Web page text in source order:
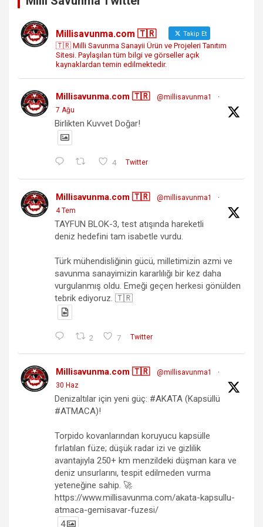
Millisavunma.com 🇹🇷 Takip Et
🇹🇷 Milli Savunma Sanayii Ürün ve Projeleri Tanıtım
Sitesi. Paylaşılan tüm bilgi ve görseller açık
kaynaklardan temin edilmektedir.
Millisavunma.com 🇹🇷 @millisavunma1
·
7 Ağu
Birlikten Kuvvet Doğar!
4 Twitter
Millisavunma.com 🇹🇷 @millisavunma1
·
4 Tem
TAYFUN BLOK-3, test atışında hareketli
deniz hedefini tam isabetle vurdu.
Türk mühendisliğinin gücü, milletimizin azmi ve
savunma sanayimizin kararlılığı bir kez daha
vurgulanmış oldu. Emeği geçen herkesi gönülden
tebrik ediyoruz. 🇹🇷
2 7 Twitter
Millisavunma.com 🇹🇷 @millisavunma1
·
30 Haz
Denizaltılar için yeni güç: #AKATA (Kapsüllü
#ATMACA)!
Torpido kovanlarından koruyucu kapsülle
fırlatılan füze; düşük radar izi ve gizlilik
avantajıyla 250+ km menzildeki düşman kara ve
deniz unsurlarını, tespit edilmeden vurma
yeteneğine sahip. 🚀
https://www.millisavunma.com/akata-kapsullu-
atmaca-gemisavar-fuzesi/
4